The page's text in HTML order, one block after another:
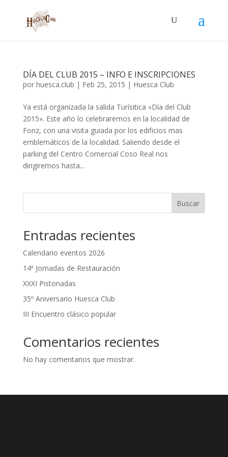
DÍA DEL CLUB 2015 – INFO E INSCRIPCIONES
por huesca.club | Feb 25, 2015 | Huesca Club
Ya está organizada la salida Turísitica «Día del Club
2015». Este año lo celebraremos en la localidad de
Fonz, con una visita guiada por los edificios mas
emblemáticos de la localidad. Saliendo desde el
parking del Centro Comercial Coso Real nos
dirigiremos hasta...
Buscar
Entradas recientes
Calendario eventos 2026
14ª Jornadas de Restauración
XXXI Pistonadas
35º Aniversario Huesca Club
III Encuentro clásico popular
Comentarios recientes
No hay comentarios que mostrar.